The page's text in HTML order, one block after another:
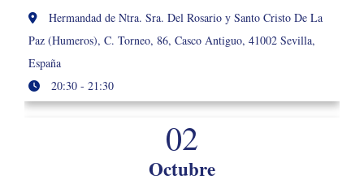
Hermandad de Ntra. Sra. Del Rosario y Santo Cristo De La
Paz (Humeros), C. Torneo, 86, Casco Antiguo, 41002 Sevilla,
España
20:30 - 21:30
02
Octubre